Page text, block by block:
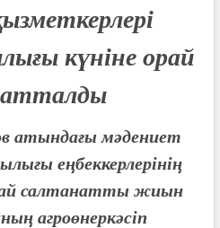
күніне орай
атындағы мәдениет
еңбеккерлерінің
салтанатты жиын
агроөнеркәсіп